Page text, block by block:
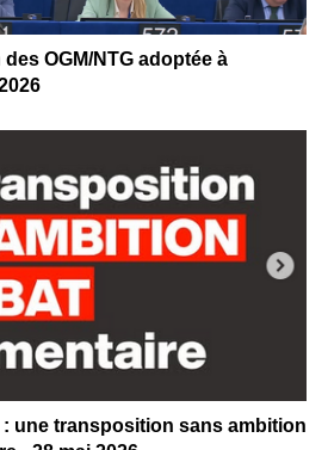
OGM/NTG adoptée à
une transposition sans ambition